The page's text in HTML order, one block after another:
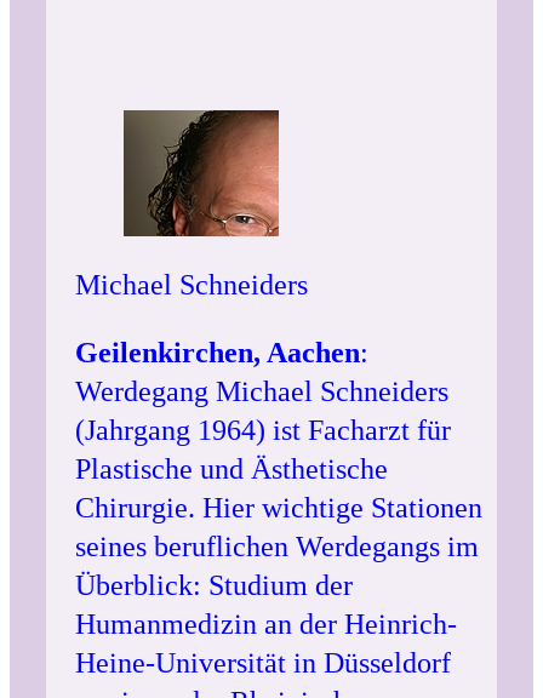
Michael Schneiders
Geilenkirchen, Aachen:
Werdegang Michael Schneiders
(Jahrgang 1964) ist Facharzt für
Plastische und Ästhetische
Chirurgie. Hier wichtige Stationen
seines beruflichen Werdegangs im
Überblick: Studium der
Humanmedizin an der Heinrich-
Heine-Universität in Düsseldorf